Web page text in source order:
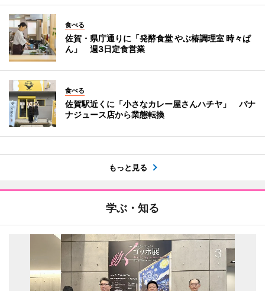
食べる
佐賀・県庁通りに「発酵食堂 やぶ椿調理室 時々ぱ
ん」 週3日定食営業
食べる
佐賀駅近くに「小さなカレー屋さんハチヤ」 バナ
ナジュース店から業態転換
もっと見る
学ぶ・知る